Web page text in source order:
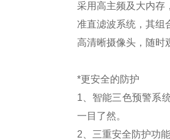
采用高主频及大内存
准直滤波系统，其组
高清晰摄像头，随时
*更安全的防护
1、智能三色预警系
一目了然。
2、三重安全防护功能